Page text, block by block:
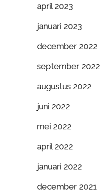
april 2023
januari 2023
december 2022
september 2022
augustus 2022
juni 2022
mei 2022
april 2022
januari 2022
december 2021